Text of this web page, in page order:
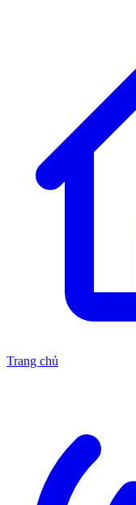
Trang chủ